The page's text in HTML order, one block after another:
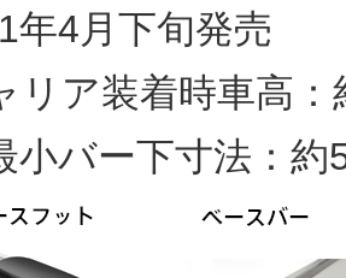
4月下旬発売
ア装着時車高：
バー下寸法：約